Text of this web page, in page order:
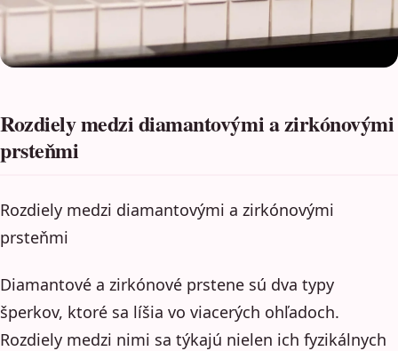
Rozdiely medzi diamantovými a zirkónovými
prsteňmi
Rozdiely medzi diamantovými a zirkónovými
prsteňmi
Diamantové a zirkónové prstene sú dva typy
šperkov, ktoré sa líšia vo viacerých ohľadoch.
Rozdiely medzi nimi sa týkajú nielen ich fyzikálnych